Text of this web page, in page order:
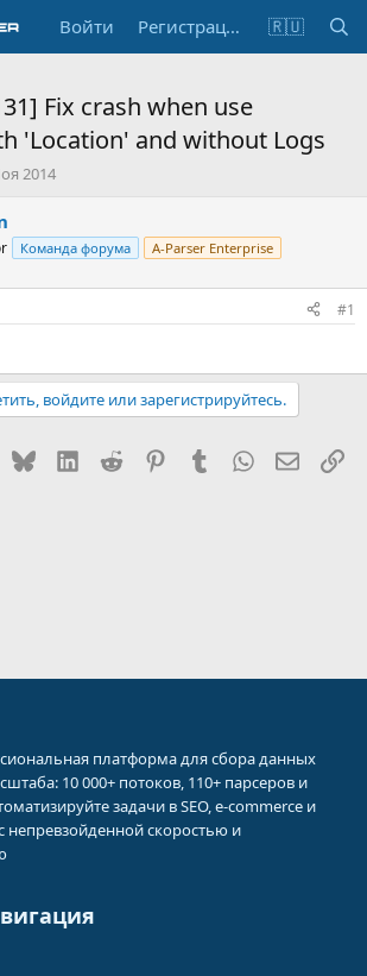
Войти Регистрация 🇷🇺
Fix crash when use
'Location' and without Logs
2014
Команда форума A-Parser Enterprise
#1
войдите или зарегистрируйтесь.
BlueskyLinkedIn
Reddit PinterestTumblr WhatsApp
платформа для сбора данных
10 000+ потоков, 110+ парсеров и
задачи в SEO, e-commerce и
непревзойденной скоростью и